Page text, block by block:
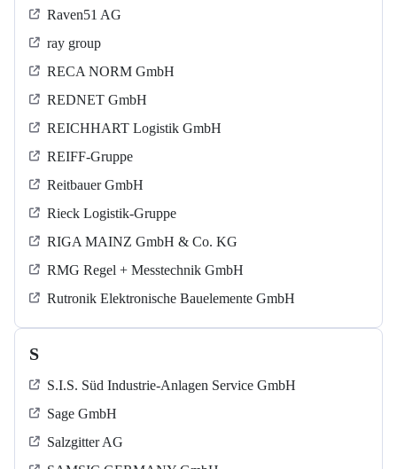
Raven51 AG
ray group
RECA NORM GmbH
REDNET GmbH
REICHHART Logistik GmbH
REIFF-Gruppe
Reitbauer GmbH
Rieck Logistik-Gruppe
RIGA MAINZ GmbH & Co. KG
RMG Regel + Messtechnik GmbH
Rutronik Elektronische Bauelemente GmbH
S
S.I.S. Süd Industrie-Anlagen Service GmbH
Sage GmbH
Salzgitter AG